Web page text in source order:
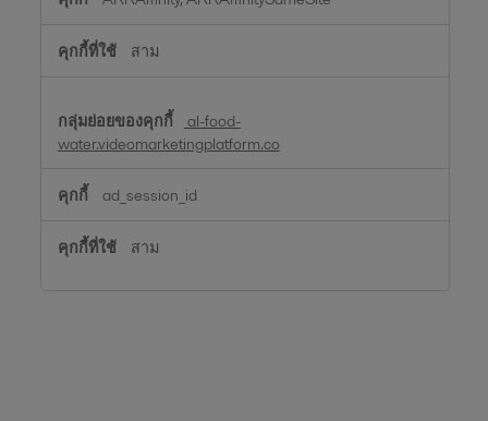
สาม
al-food-
water.videomarketingplatform.co
ad_session_id
สาม